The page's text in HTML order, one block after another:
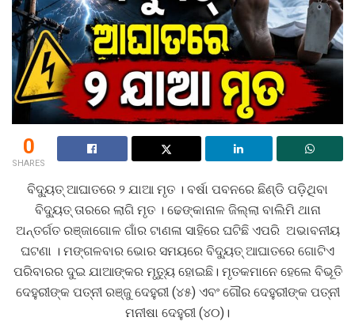
0
SHARES
ବିଦ୍ୟୁତ୍‌ ଆଘାତରେ ୨ ଯାଆ ମୃତ । ବର୍ଷା ପବନରେ ଛିଣ୍ଡି ପଡ଼ିଥିବା
ବିଦ୍ୟୁତ୍‌ ତାରରେ ଲାଗି ମୃତ । ଢେଙ୍କାନାଳ ଜିଲ୍ଲା ବାଲିମି ଥାନା
ଅନ୍ତର୍ଗତ ରଞ୍ଜାଗୋଳ ଗାଁର ଟାଣଳା ସାହିରେ ଘଟିଛି ଏପରି ଅଭାବନୀୟ
ଘଟଣା । ମଙ୍ଗଳବାର ଭୋର ସମୟରେ ବିଦ୍ୟୁତ୍ ଆଘାତରେ ଗୋଟିଏ
ପରିବାରର ଦୁଇ ଯାଆଙ୍କର ମୃତ୍ୟୁ ହୋଇଛି। ମୃତକମାନେ ହେଲେ ବିଭୂତି
ଦେହୁରୀଙ୍କ ପତ୍ନୀ ରଞ୍ଜୁ ଦେହୁରୀ (୪୫) ଏବଂ ଗୌର ଦେହୁରୀଙ୍କ ପତ୍ନୀ
ମନୀଷା ଦେହୁରୀ (୪୦)।